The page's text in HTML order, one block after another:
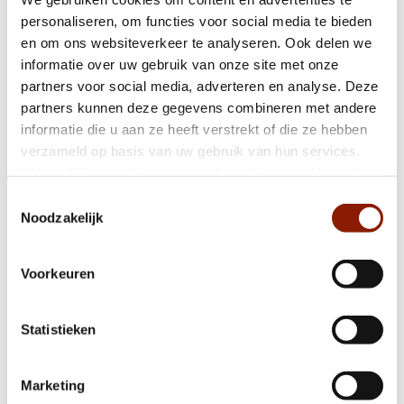
personaliseren, om functies voor social media te bieden
en om ons websiteverkeer te analyseren. Ook delen we
informatie over uw gebruik van onze site met onze
partners voor social media, adverteren en analyse. Deze
partners kunnen deze gegevens combineren met andere
informatie die u aan ze heeft verstrekt of die ze hebben
verzameld op basis van uw gebruik van hun services.
Op onzeprivacypagina
kunt u meer lezen over onze
cookies en via de cookie-instellingen button linksonder op
onze website kan je je toestemming op elk moment
wijzigen.
Noodzakelijk
Voorkeuren
Statistieken
Marketing
Voorzieningen
- rolstoelvriendelijk
- dierverzorging
- onderhoud
- groentetuin
- houtzagerij
- veel contact met bezoekers
- op woensdag gezellig samenwerken met
Omgeving
De Beukenlaan ligt aan de rand van het
verkeersluw terrein. Daarop staan ook
een basisschool en Activiteitencentrum
Velp. In de omgeving kun je prachtige
wandelingen en fietstochten maken. Het